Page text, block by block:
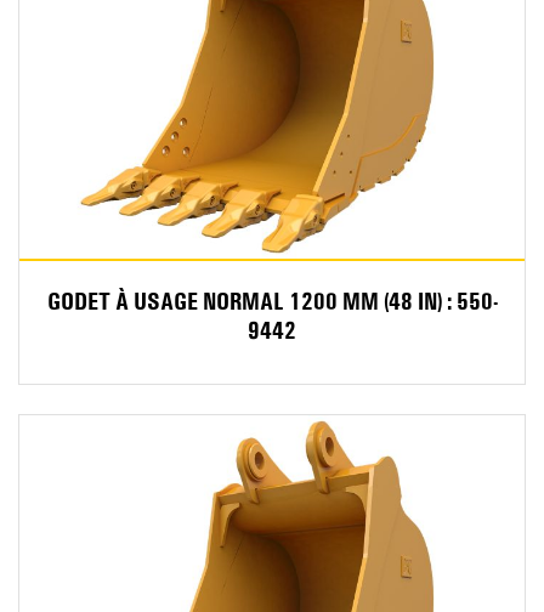
GODET À USAGE NORMAL 1200 MM (48 IN) : 550-
9442